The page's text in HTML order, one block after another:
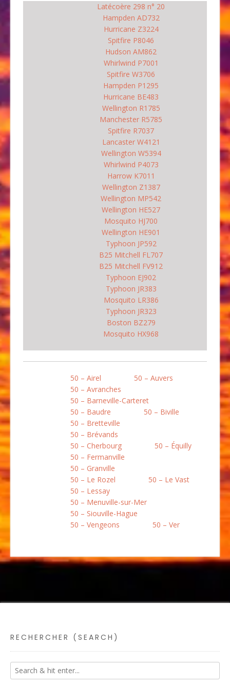
Latécoère 298 n° 20
Hampden AD732
Hurricane Z3224
Spitfire P8046
Hudson AM862
Whirlwind P7001
Spitfire W3706
Hampden P1295
Hurricane BE483
Wellington R1785
Manchester R5785
Spitfire R7037
Lancaster W4121
Wellington W5394
Whirlwind P4073
Harrow K7011
Wellington Z1387
Wellington MP542
Wellington HE527
Mosquito HJ700
Wellington HE901
Typhoon JP592
B25 Mitchell FL707
B25 Mitchell FV912
Typhoon EJ902
Typhoon JR383
Mosquito LR386
Typhoon JR323
Boston BZ279
Mosquito HX968
50 – Airel
50 – Auvers
50 – Avranches
50 – Barneville-Carteret
50 – Baudre
50 – Biville
50 – Bretteville
50 – Brévands
50 – Cherbourg
50 – Équilly
50 – Fermanville
50 – Granville
50 – Le Rozel
50 – Le Vast
50 – Lessay
50 – Menuville-sur-Mer
50 – Siouville-Hague
50 – Vengeons
50 – Ver
RECHERCHER (SEARCH)